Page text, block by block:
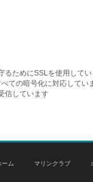
るためにSSLを使用して
ての暗号化に対応して
信しています
ーム マリンクラブ